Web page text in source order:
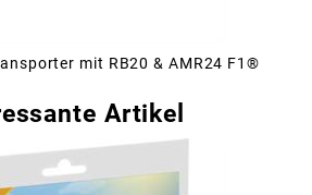
mit RB20 & AMR24 F1®
Artikel